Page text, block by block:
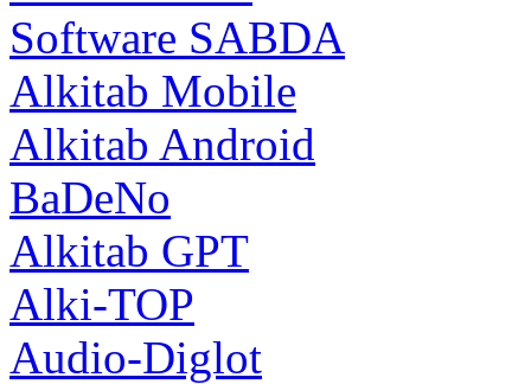
Software SABDA
Alkitab Mobile
Alkitab Android
BaDeNo
Alkitab GPT
Alki-TOP
Audio-Diglot